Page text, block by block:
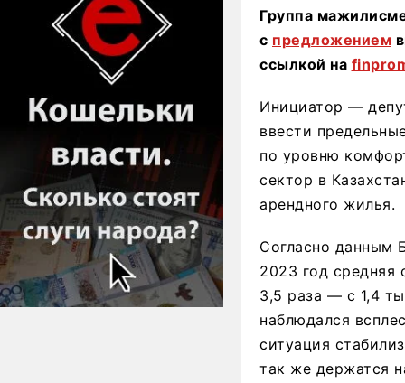
Группа
с предложением
ссылкой на
Инициатор —
ввести
по уровню
сектор в
арендного жилья.
Согласно данным
2023 год средняя
3,5 раза — с 1,4
наблюдался
ситуация
так же держатся